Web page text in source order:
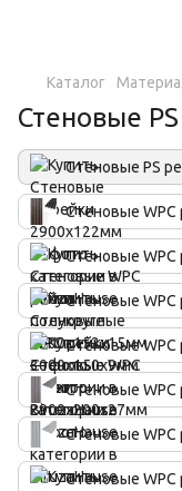
Каталог
Стеновые
Стеновые PS
Стеновые WPC
Стеновые WPC
Стеновые WPC
Стеновые WPC
Стеновые WPC
Стеновые WPC
Стеновые WPC